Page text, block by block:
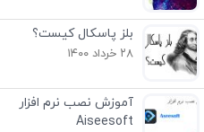
بلز پاسکال کیست؟
۲۸ خرداد ۱۴۰۰
آموزش نصب نرم افزار
Aiseesoft